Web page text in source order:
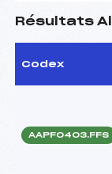
Résultats
Codex
AAPF0403.FFS